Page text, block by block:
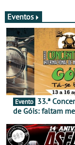
Eventos
Evento
de Góis: faltam
16 de agosto